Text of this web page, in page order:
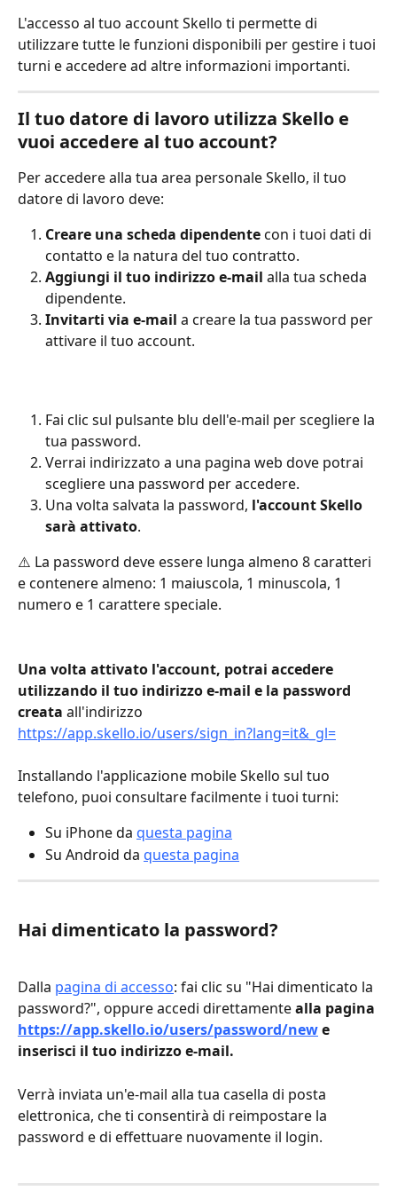
L'accesso al tuo account Skello ti permette di
utilizzare tutte le funzioni disponibili per gestire i tuoi
turni e accedere ad altre informazioni importanti.
Il tuo datore di lavoro utilizza Skello e
vuoi accedere al tuo account?
Per accedere alla tua area personale Skello, il tuo
datore di lavoro deve:
Creare una scheda dipendente con i tuoi dati di
contatto e la natura del tuo contratto.
Aggiungi il tuo indirizzo e-mail alla tua scheda
dipendente.
Invitarti via e-mail a creare la tua password per
attivare il tuo account.
Fai clic sul pulsante blu dell'e-mail per scegliere la
tua password.
Verrai indirizzato a una pagina web dove potrai
scegliere una password per accedere.
Una volta salvata la password, l'account Skello
sarà attivato.
⚠️ La password deve essere lunga almeno 8 caratteri
e contenere almeno: 1 maiuscola, 1 minuscola, 1
numero e 1 carattere speciale.
Una volta attivato l'account, potrai accedere
utilizzando il tuo indirizzo e-mail e la password
creata all'indirizzo
https://app.skello.io/users/sign_in?lang=it&_gl=
Installando l'applicazione mobile Skello sul tuo
telefono, puoi consultare facilmente i tuoi turni:
Su iPhone da questa pagina
Su Android da questa pagina
Hai dimenticato la password?
Dalla pagina di accesso: fai clic su "Hai dimenticato la
password?", oppure accedi direttamente alla pagina
https://app.skello.io/users/password/new e
inserisci il tuo indirizzo e-mail.
Verrà inviata un'e-mail alla tua casella di posta
elettronica, che ti consentirà di reimpostare la
password e di effettuare nuovamente il login.